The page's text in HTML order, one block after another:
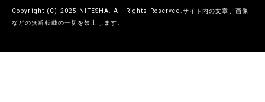
Copyright (C) 2025 NITESHA. All Rights Reserved.サイト内の文章、画像
などの無断転載の一切を禁止します。